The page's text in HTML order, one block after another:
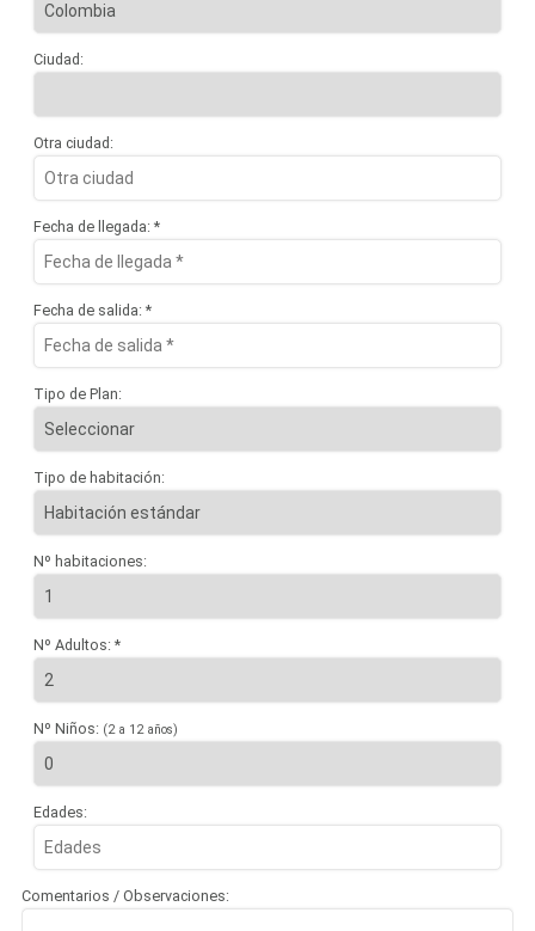
Ciudad:
Otra ciudad:
Fecha de llegada: *
Fecha de salida: *
Tipo de Plan:
Tipo de habitación:
Nº habitaciones:
Nº Adultos: *
Nº Niños: (2 a 12 años)
Edades:
Comentarios / Observaciones: